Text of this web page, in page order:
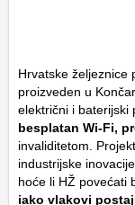
Hrvatske željeznice
proizveden u
električni i baterijski
besplatan Wi-Fi,
invaliditetom.
industrijske
hoće li HŽ povećati
iako vlakovi